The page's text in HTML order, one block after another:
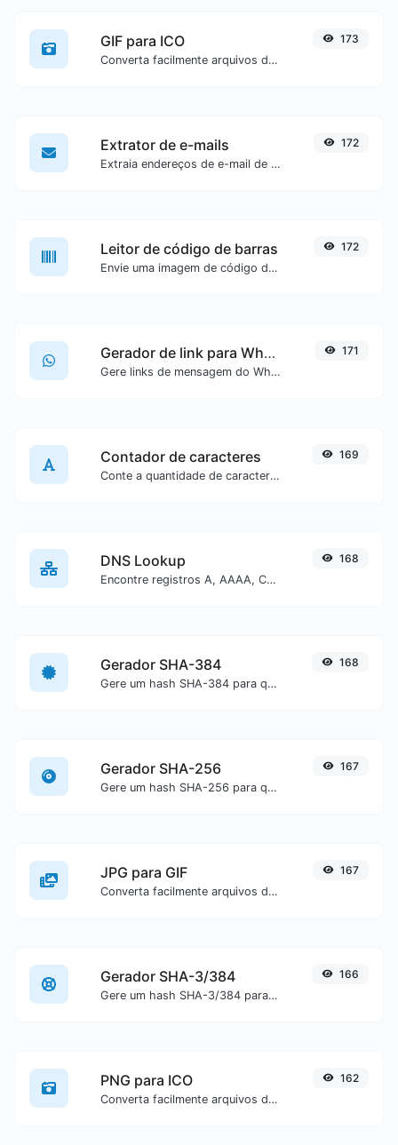
GIF para ICO
Converta facilmente arquivos de imagem GIF para ICO.
173
Extrator de e-mails
Extraia endereços de e-mail de qualquer tipo de conteúdo textual.
172
Leitor de código de barras
Envie uma imagem de código de barras e extraia os dados contidos nela.
172
Gerador de link para WhatsApp
Gere links de mensagem do WhatsApp com facilidade.
171
Contador de caracteres
Conte a quantidade de caracteres e palavras de um texto específico.
169
DNS Lookup
Encontre registros A, AAAA, CNAME, MX, NS, TXT, SOA de um host.
168
Gerador SHA-384
Gere um hash SHA-384 para qualquer entrada de texto.
168
Gerador SHA-256
Gere um hash SHA-256 para qualquer entrada de texto.
167
JPG para GIF
Converta facilmente arquivos de imagem JPG para GIF.
167
Gerador SHA-3/384
Gere um hash SHA-3/384 para qualquer entrada de texto.
166
PNG para ICO
Converta facilmente arquivos de imagem PNG para ICO.
162